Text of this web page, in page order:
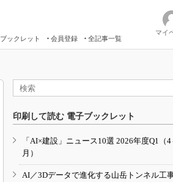
ブックレット 会員登録 全記事一覧
マイ
印刷して読む 電子ブックレット
「AI×建設」ニュース10選 2026年度Q1（4
月）
AI／3Dデータで進化する山岳トンネル工